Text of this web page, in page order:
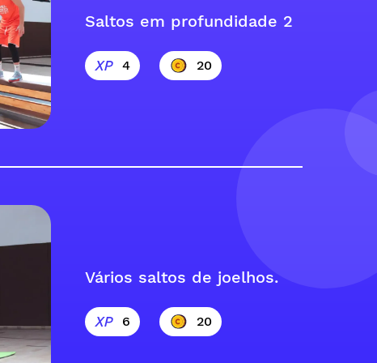
Saltos em profundidade 2
4 20
Vários saltos de joelhos.
6 20